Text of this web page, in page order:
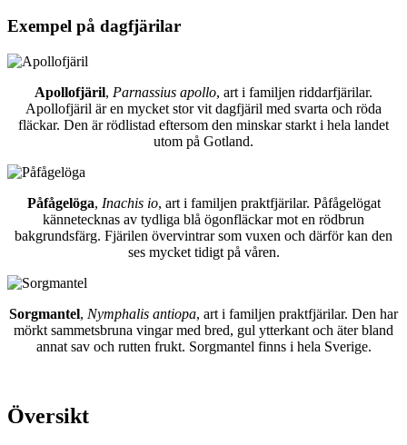
Exempel på dagfjärilar
Apollofjäril, Parnassius apollo, art i familjen riddarfjärilar.
Apollofjäril är en mycket stor vit dagfjäril med svarta och röda
fläckar. Den är rödlistad eftersom den minskar starkt i hela landet
utom på Gotland.
Påfågelöga, Inachis io, art i familjen praktfjärilar. Påfågelögat
kännetecknas av tydliga blå ögonfläckar mot en rödbrun
bakgrundsfärg. Fjärilen övervintrar som vuxen och därför kan den
ses mycket tidigt på våren.
Sorgmantel, Nymphalis antiopa, art i familjen praktfjärilar. Den har
mörkt sammetsbruna vingar med bred, gul ytterkant och äter bland
annat sav och rutten frukt. Sorgmantel finns i hela Sverige.
Översikt